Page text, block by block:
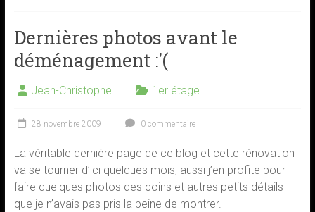
Dernières photos avant le
déménagement :'(
Jean-Christophe 1er étage
28 novembre 2009 0 commentaire
La véritable dernière page de ce blog et cette rénovation
va se tourner d’ici quelques mois, aussi j’en profite pour
faire quelques photos des coins et autres petits détails
que je n’avais pas pris la peine de montrer.